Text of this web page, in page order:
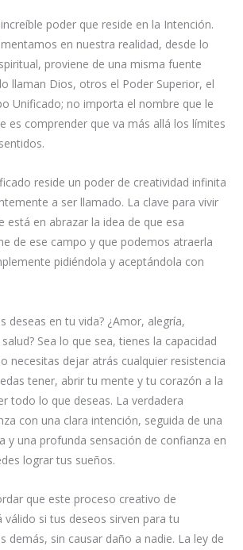
poder que reside en la Intención.
en nuestra realidad, desde lo
proviene de una misma fuente
llaman Dios, otros el Poder Superior, el
Unificado; no importa el nombre que le
es comprender que va más allá los límites
reside un poder de creatividad infinita
a ser llamado. La clave para vivir
está en abrazar la idea de que esa
de ese campo y que podemos atraerla
pidiéndola y aceptándola con
deseas en tu vida? ¿Amor, alegría,
Sea lo que sea, tienes la capacidad
necesitas dejar atrás cualquier resistencia
tener, abrir tu mente y tu corazón a la
todo lo que deseas. La verdadera
con una clara intención, seguida de una
y una profunda sensación de confianza en
lograr tus sueños.
que este proceso creativo de
válido si tus deseos sirven para tu
demás, sin causar daño a nadie. La ley de